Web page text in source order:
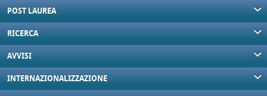
POST LAUREA
RICERCA
AVVISI
INTERNAZIONALIZZAZIONE